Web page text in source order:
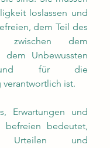
loslassen und
dem Teil des
zwischen dem
dem Unbewussten
und für die
verantwortlich ist.
Erwartungen und
befreien bedeutet,
und